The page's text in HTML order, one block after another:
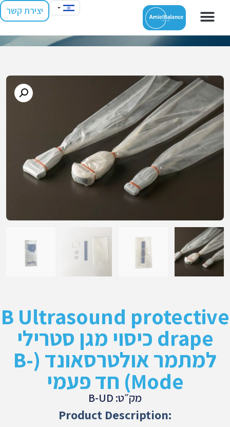
יצירת קשר
B Ultrasound protective
drape כיסוי מגן סטרילי
למתמר אולטרסאונד (B-
Mode) חד פעמי
מק״ט: B-UD
Product Description: